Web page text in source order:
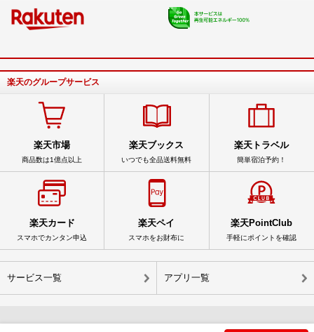
楽天のグループサービス
楽天市場
商品数は1億点以上
楽天ブックス
いつでも全品送料無料
楽天トラベル
簡単宿泊予約！
楽天カード
スマホでカンタン申込
楽天ペイ
スマホをお財布に
楽天PointClub
手軽にポイントを確認
サービス一覧 アプリ一覧